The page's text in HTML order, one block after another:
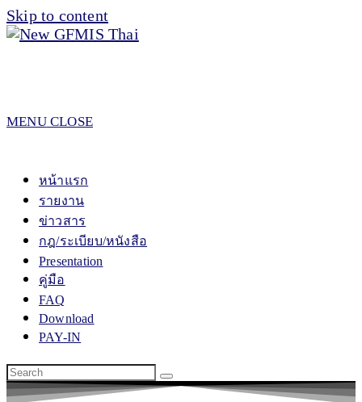
Skip to content
MENU CLOSE
หน้าแรก
รายงาน
ข่าวสาร
กฎ/ระเบียบ/หนังสือ
Presentation
คู่มือ
FAQ
Download
PAY-IN